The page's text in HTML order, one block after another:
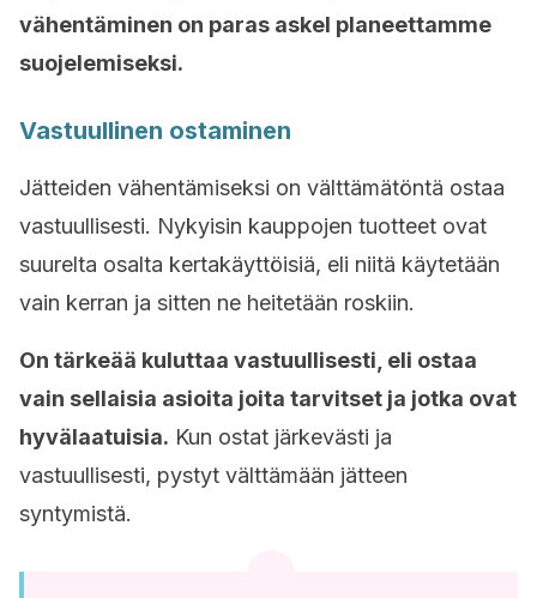
vähentäminen on paras askel planeettamme
suojelemiseksi.
Vastuullinen ostaminen
Jätteiden vähentämiseksi on välttämätöntä ostaa
vastuullisesti. Nykyisin kauppojen tuotteet ovat
suurelta osalta kertakäyttöisiä, eli niitä käytetään
vain kerran ja sitten ne heitetään roskiin.
On tärkeää kuluttaa vastuullisesti, eli ostaa
vain sellaisia asioita joita tarvitset ja jotka ovat
hyvälaatuisia. Kun ostat järkevästi ja
vastuullisesti, pystyt välttämään jätteen
syntymistä.